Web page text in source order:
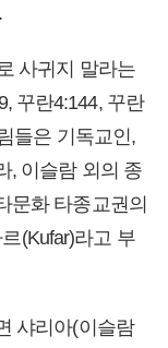
사귀지 말라는
꾸란4:144, 꾸란
들은 기독교인,
, 이슬람 외의 종
문화 타종교권의
(Kufar)라고 부
샤리아(이슬람